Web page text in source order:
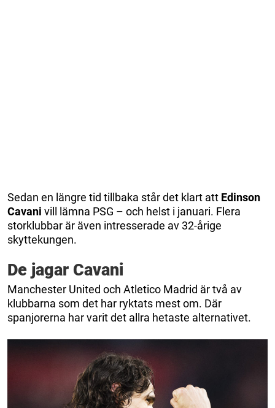
Sedan en längre tid tillbaka står det klart att Edinson
Cavani vill lämna PSG – och helst i januari. Flera
storklubbar är även intresserade av 32-årige
skyttekungen.
De jagar Cavani
Manchester United och Atletico Madrid är två av
klubbarna som det har ryktats mest om. Där
spanjorerna har varit det allra hetaste alternativet.